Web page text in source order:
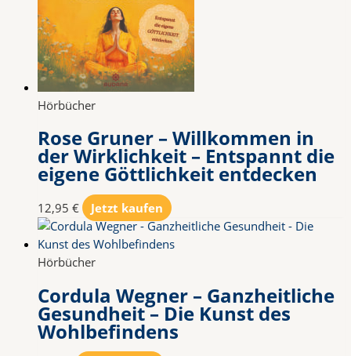
Hörbücher
Rose Gruner – Willkommen in
der Wirklichkeit – Entspannt die
eigene Göttlichkeit entdecken
12,95 € Jetzt kaufen
Hörbücher
Cordula Wegner – Ganzheitliche
Gesundheit – Die Kunst des
Wohlbefindens